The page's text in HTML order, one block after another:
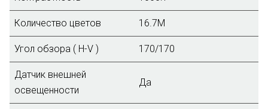
Количество цветов 16.7М
Угол обзора ( H-V ) 170/170
Датчик внешней
освещенности
Да